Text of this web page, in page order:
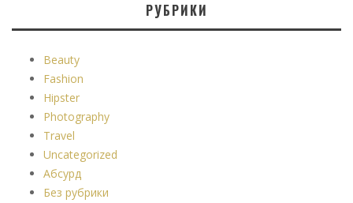
РУБРИКИ
Beauty
Fashion
Hipster
Photography
Travel
Uncategorized
Абсурд
Без рубрики